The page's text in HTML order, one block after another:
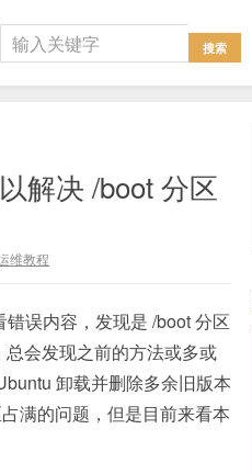
解决 /boot 分区
维教程
误内容，发现是 /boot 分区
会发现之前的方法或多或
卸载并删除多余旧版本
满的问题，但是目前来看本